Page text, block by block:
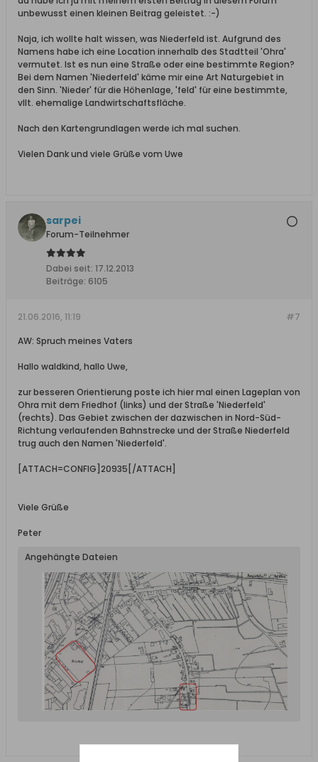
unbewusst einen kleinen Beitrag geleistet. :-)
Naja, ich wollte halt wissen, was Niederfeld ist. Aufgrund des
Namens habe ich eine Location innerhalb des Stadtteil 'Ohra'
vermutet. Ist es nun eine Straße oder eine bestimmte Region?
Bei dem Namen 'Niederfeld' käme mir eine Art Naturgebiet in
den Sinn. 'Nieder' für die Höhenlage, 'feld' für eine bestimmte,
vllt. ehemalige Landwirtschaftsfläche.
Nach den Kartengrundlagen werde ich mal suchen.
Vielen Dank und viele Grüße vom Uwe
sarpei
Forum-Teilnehmer
Dabei seit: 17.12.2013
Beiträge: 6105
#7
21.06.2016, 11:19
AW: Spruch meines Vaters
Hallo waldkind, hallo Uwe,
zur besseren Orientierung poste ich hier mal einen Lageplan von
Ohra mit dem Friedhof (links) und der Straße 'Niederfeld'
(rechts). Das Gebiet zwischen der dazwischen in Nord-Süd-
Richtung verlaufenden Bahnstrecke und der Straße Niederfeld
trug auch den Namen 'Niederfeld'.
[ATTACH=CONFIG]20935[/ATTACH]
Viele Grüße
Peter
Angehängte Dateien